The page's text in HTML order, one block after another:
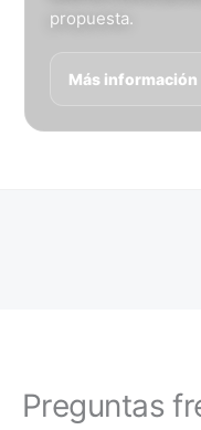
propuesta.
Más información
Preguntas